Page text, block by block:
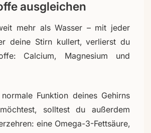
ausgleichen
mehr als Wasser – mit jeder
deine Stirn kullert, verlierst du
Calcium, Magnesium und
Funktion deines Gehirns
solltest du außerdem
eine Omega-3-Fettsäure,